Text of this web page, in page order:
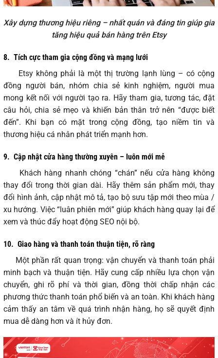
Xây dựng thương hiệu riêng – nhất quán và đáng tin giúp gia
tăng hiệu quả bán hàng trên Etsy
8. Tích cực tham gia cộng đồng và mạng lưới
Etsy không phải là một thị trường lạnh lùng – có cộng
đồng người bán, nhóm chia sẻ kinh nghiệm, người mua
mong kết nối với người tạo ra. Hãy tham gia, tương tác, đặt
câu hỏi, chia sẻ mẹo và khiến bản thân trở nên “được biết
đến”. Khi bạn có mặt trong cộng đồng, tạo niềm tin và
thương hiệu cá nhân phát triển mạnh hơn.
9. Cập nhật cửa hàng thường xuyên – luôn mới mẻ
Khách hàng nhanh chóng “chán” nếu cửa hàng không
thay đổi trong thời gian dài. Hãy thêm sản phẩm mới, thay
đổi hình ảnh, cập nhật mô tả, tạo bộ sưu tập mới theo mùa /
xu hướng. Việc “luân phiên mới” giúp khách hàng quay lại để
xem và thúc đẩy hoạt động SEO nội bộ.
10. Giao hàng và thanh toán thuận tiện, rõ ràng
Một phần rất quan trọng: vận chuyển và thanh toán phải
minh bạch và thuận tiện. Hãy cung cấp nhiều lựa chọn vận
chuyển, ghi rõ phí và thời gian, đồng thời chấp nhận các
phương thức thanh toán phổ biến và an toàn. Khi khách hàng
cảm thấy an tâm về quá trình nhận hàng, họ sẽ quyết định
mua dễ dàng hơn và ít hủy đơn.